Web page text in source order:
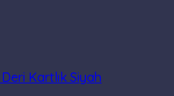
Kartlık Siyah